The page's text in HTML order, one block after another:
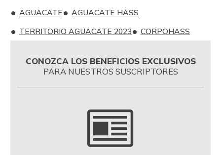
AGUACATE
AGUACATE HASS
TERRITORIO AGUACATE 2023
CORPOHASS
CONOZCA LOS BENEFICIOS EXCLUSIVOS
PARA NUESTROS SUSCRIPTORES